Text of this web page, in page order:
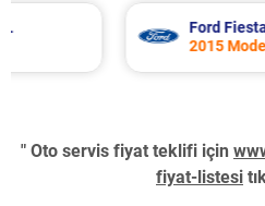
Ford Fiesta
2015 Model 1.6 Ti-
" Oto servis fiyat teklifi için
fiyat-listesi